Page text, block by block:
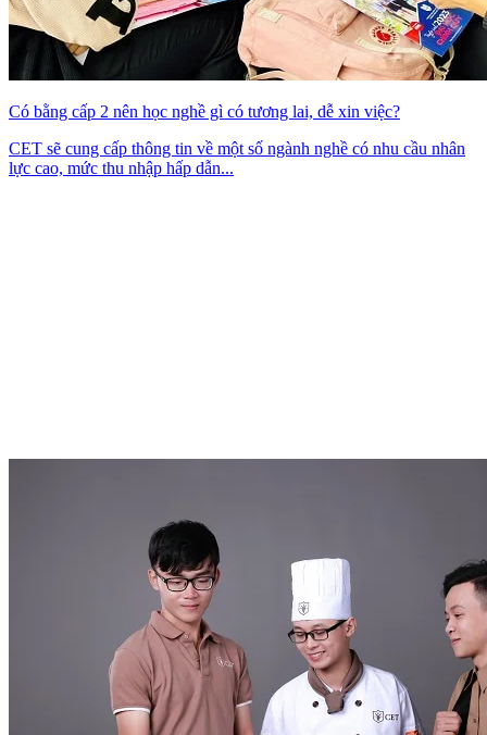
Có bằng cấp 2 nên học nghề gì có tương lai, dễ xin việc?
CET sẽ cung cấp thông tin về một số ngành nghề có nhu cầu nhân
lực cao, mức thu nhập hấp dẫn...